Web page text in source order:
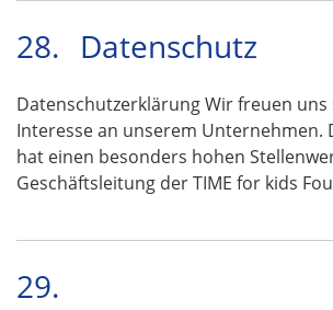
28. Datenschutz
Datenschutzerklärung Wir freuen
Interesse an unserem Unternehmen.
hat einen besonders hohen
Geschäftsleitung der TIME for kids
29.